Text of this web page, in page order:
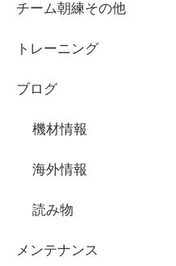
チーム朝練その他
トレーニング
ブログ
機材情報
海外情報
読み物
メンテナンス